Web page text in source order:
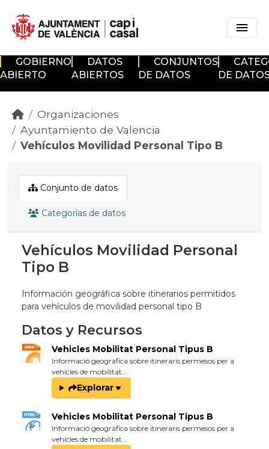
GOBIERNO
ABIERTO
DATOS
ABIERTOS
CONJUNTOS
DE DATOS
DE
Organizaciones
Ayuntamiento de Valencia
Vehículos Movilidad Personal Tipo B
Conjunto de datos
Categorías de datos
Vehículos Movilidad Personal
Tipo B
Información geográfica sobre itinerarios permitidos
para vehículos de movilidad personal tipo B
Datos y Recursos
Vehicles Mobilitat Personal Tipus B
Informació geogràfica sobre itineraris permesos per a
vehicles de mobilitat...
Explorar
Vehicles Mobilitat Personal Tipus B
Informació geogràfica sobre itineraris permesos per a
vehicles de mobilitat...